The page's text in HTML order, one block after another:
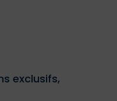
exclusifs,